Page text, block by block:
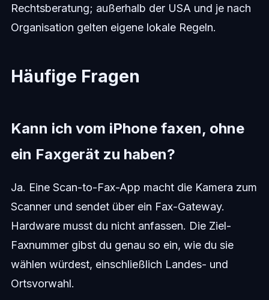
Rechtsberatung; außerhalb der USA und je nach
Organisation gelten eigene lokale Regeln.
Häufige Fragen
Kann ich vom iPhone faxen, ohne
ein Faxgerät zu haben?
Ja. Eine Scan-to-Fax-App macht die Kamera zum
Scanner und sendet über ein Fax-Gateway.
Hardware musst du nicht anfassen. Die Ziel-
Faxnummer gibst du genau so ein, wie du sie
wählen würdest, einschließlich Landes- und
Ortsvorwahl.